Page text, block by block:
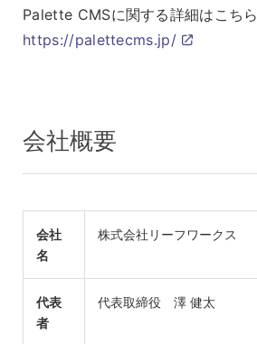
Palette CMSに関する詳細はこちら
https://palettecms.jp/
会社概要
会社
名
株式会社リーフワークス
代表
者
代表取締役 澤 健太